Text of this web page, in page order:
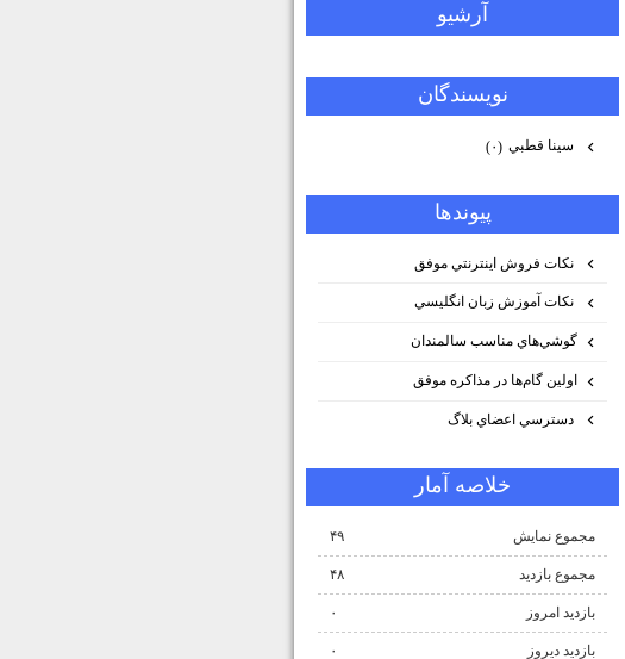
آرشيو
نويسندگان
سينا قطبي (۰)
پيوندها
نكات فروش اينترنتي موفق
نكات آموزش زبان انگليسي
گوشي‌هاي مناسب سالمندان
اولين گام‌ها در مذاكره موفق
دسترسي اعضاي بلاگ
خلاصه آمار
مجموع نمایش‌ ۴۹
مجموع بازدید ۴۸
بازدید امروز ۰
بازدید دیروز ۰